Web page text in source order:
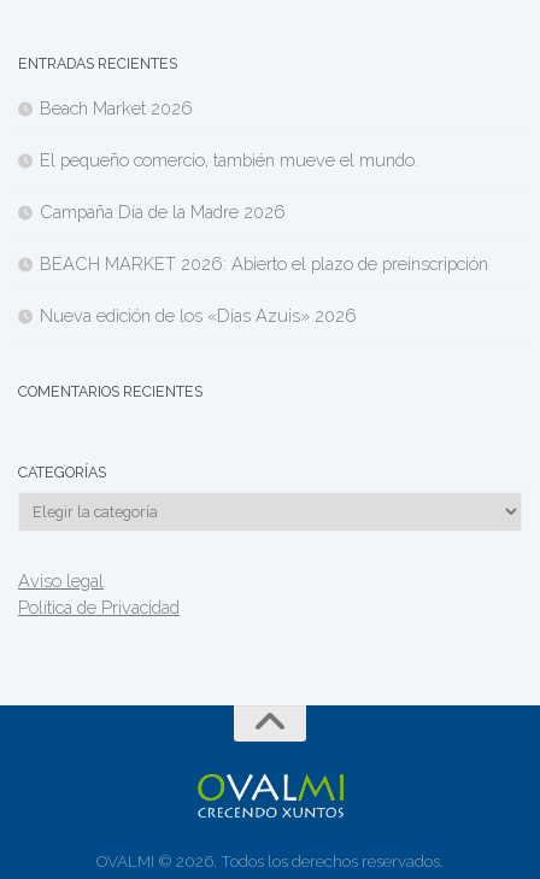
ENTRADAS RECIENTES
Beach Market 2026
El pequeño comercio, también mueve el mundo.
Campaña Día de la Madre 2026
BEACH MARKET 2026: Abierto el plazo de preinscripción
Nueva edición de los «Días Azuis» 2026
COMENTARIOS RECIENTES
CATEGORÍAS
Categorías
Aviso legal
Política de Privacidad
OVALMI © 2026. Todos los derechos reservados.